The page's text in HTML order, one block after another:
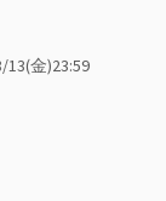
金)23:59